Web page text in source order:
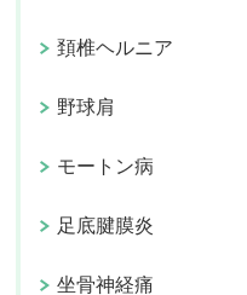
頚椎ヘルニア
野球肩
モートン病
足底腱膜炎
坐骨神経痛